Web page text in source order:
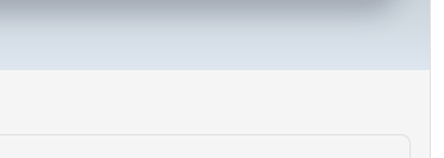
wurden 2023 weltweit getötet.
durch ein Familienmitglied